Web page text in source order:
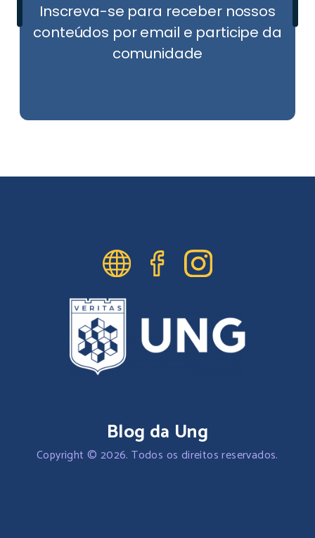
Inscreva-se para receber nossos
conteúdos por email e participe da
comunidade
Blog da Ung
Copyright © 2026. Todos os direitos reservados.